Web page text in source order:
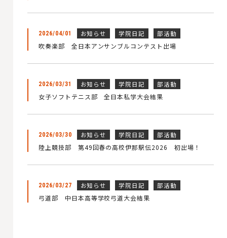
2026/04/01 お知らせ 学院日記 部活動
吹奏楽部 全日本アンサンブルコンテスト出場
2026/03/31 お知らせ 学院日記 部活動
女子ソフトテニス部 全日本私学大会結果
2026/03/30 お知らせ 学院日記 部活動
陸上競技部 第49回春の高校伊那駅伝2026 初出場！
2026/03/27 お知らせ 学院日記 部活動
弓道部 中日本高等学校弓道大会結果